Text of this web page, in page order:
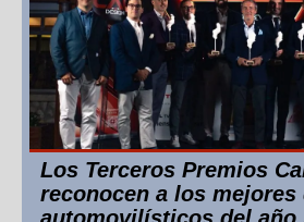
Los Terceros Premios
reconocen a los mejores
automovilísticos del año